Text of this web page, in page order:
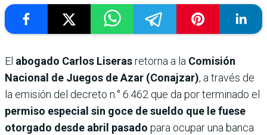
El abogado Carlos Liserasretorna a la Comisión
Nacional de Juegos de Azar (Conajzar), a través de
la emisión del decreto n.° 6.462 que da por terminado el
permiso especial sin goce de sueldo que le fuese
otorgado desde abril pasado para ocupar una banca